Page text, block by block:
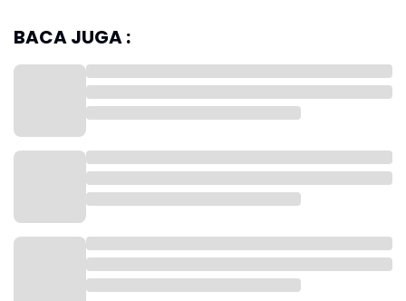
Ahli Falakiyah Kanwil Kemenag Aceh, Alfirdaus Putra,
menambahkan bahwa ijtima' terjadi pada 29 Maret
2025 pukul 17:57 WIB. Pada saat magrib, hilal berada
di bawah ufuk dengan elongasi yang tidak
memungkinkan untuk terlihat.
BACA JUGA :